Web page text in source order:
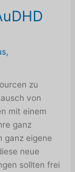
,
zu
von
mit einem
ganz
ganz eigene
neue
sollten frei